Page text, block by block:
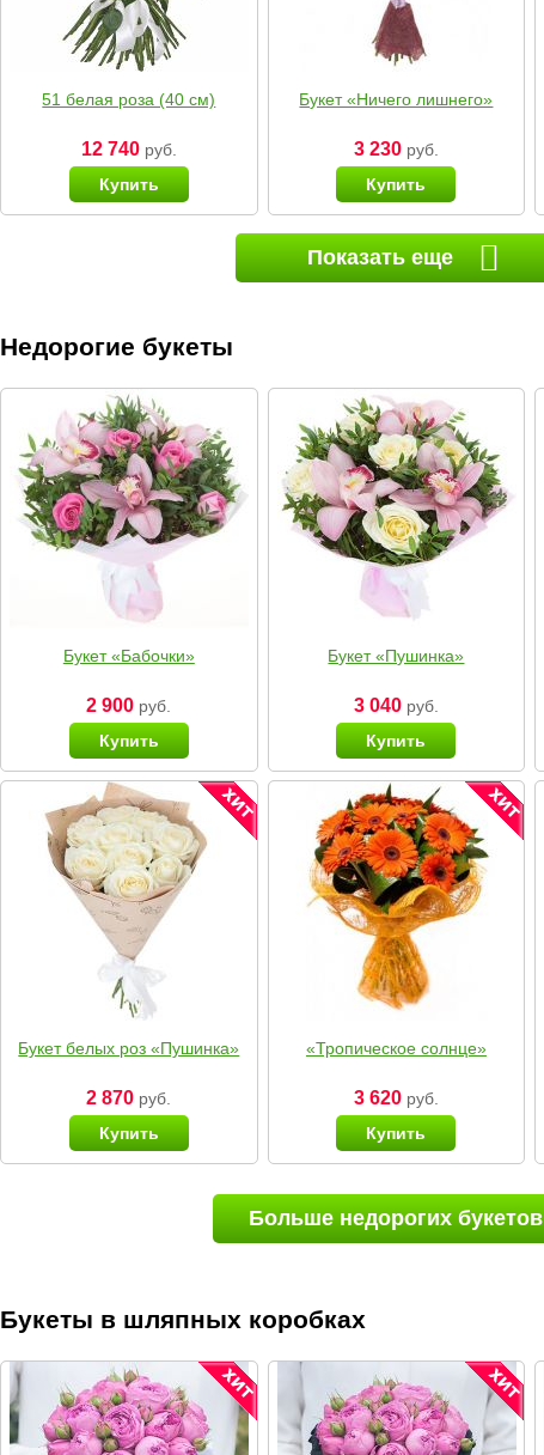
51 белая роза (40 см)
12 740руб.
Купить
Букет «Ничего лишнего»
3 230руб.
Купить
Показать еще
Недорогие букеты
Букет «Бабочки»
2 900 руб.
Купить
Букет «Пушинка»
3 040руб.
Купить
Букет белых роз «Пушинка»
2 870 руб.
Купить
«Тропическое солнце»
3 620руб.
Купить
Больше недорогих букетов
Букеты в шляпных коробках